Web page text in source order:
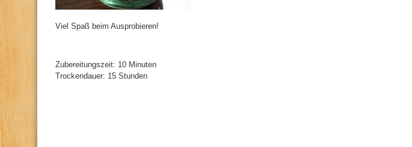
Viel Spaß beim Ausprobieren!
Zubereitungszeit: 10 Minuten
Trockendauer: 15 Stunden